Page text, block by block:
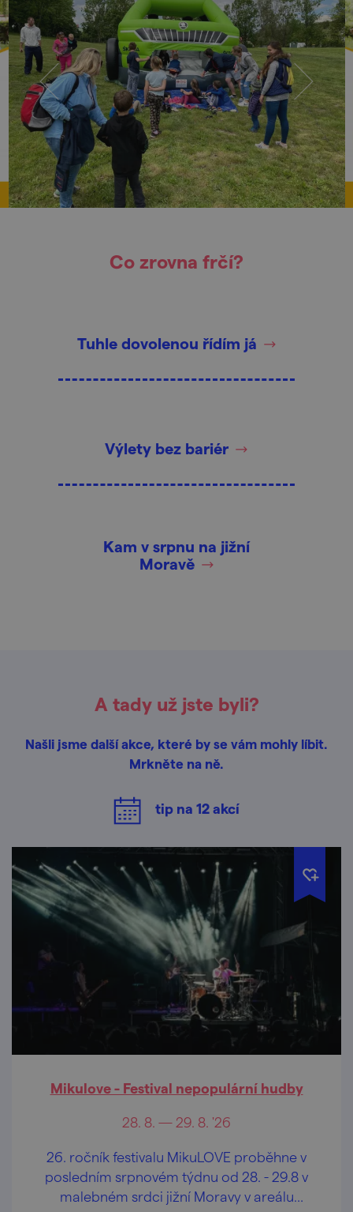
Co zrovna frčí?
Tuhle dovolenou řídím já
Výlety bez bariér
Kam v srpnu na jižní
Moravě
A tady už jste byli?
Našli jsme další akce, které by se vám mohly líbit.
Mrkněte na ně.
tip na 12akcí
Mikulove - Festival nepopulární hudby
28. 8. — 29. 8. '26
26. ročník festivalu MikuLOVE proběhne v
posledním srpnovém týdnu od 28. - 29.8 v
malebném srdci jižní Moravy v areálu